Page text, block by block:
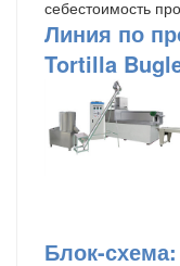
себестоимость
Линия по
Tortilla
Блок-схема: